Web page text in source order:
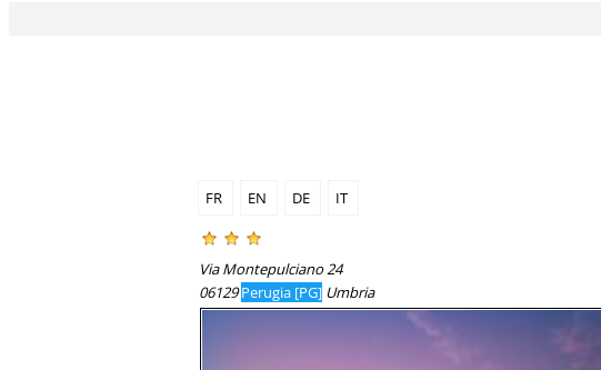
FR EN DE IT
Via Montepulciano 24
06129Perugia [PG] Umbria